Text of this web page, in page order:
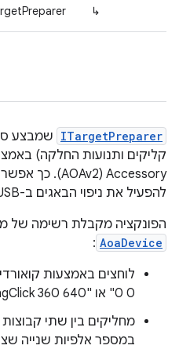
↳
ITargetPreparer שמבצע
להפעיל את ניפוי הבאגים ב-USB.
הפונקציה מקבלת רשימה של
AoaDevice
:
0 0" או "longClick 360 640".
מחליקים בין שתי